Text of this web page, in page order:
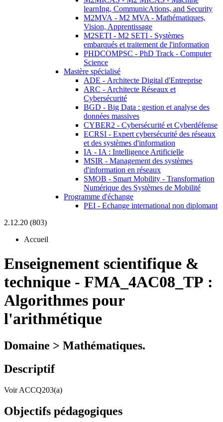
learnIng, CommunicAtions, and Security
M2MVA - M2 MVA - Mathématiques,
Vision, Apprentissage
M2SETI - M2 SETI - Systèmes
embarqués et traitement de l'information
PHDCOMPSC - PhD Track - Computer
Science
Mastère spécialisé
ADE - Architecte Digital d'Entreprise
ARC - Architecte Réseaux et
Cybersécurité
BGD - Big Data : gestion et analyse des
données massives
CYBER2 - Cybersécurité et Cyberdéfense
ECRSI - Expert cybersécurité des réseaux
et des systèmes d'information
IA - IA : Intelligence Artificielle
MSIR - Management des systèmes
d'information en réseaux
SMOB - Smart Mobility - Transformation
Numérique des Systèmes de Mobilité
Programme d'échange
PEI - Echange international non diplomant
2.12.20 (803)
Accueil
Enseignement scientifique &
technique - FMA_4AC08_TP :
Algorithmes pour
l'arithmétique
Domaine > Mathématiques.
Descriptif
Voir ACCQ203(a)
Objectifs pédagogiques